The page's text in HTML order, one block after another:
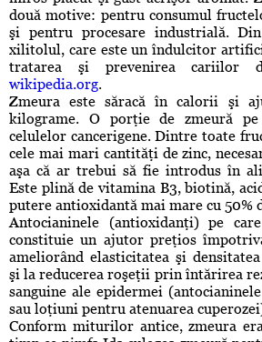
două motive: pentru consumul
şi pentru procesare industrială.
xilitolul, care este un îndulcitor
tratarea şi prevenirea cariilor
wikipedia.org.
Zmeura este săracă în calorii şi
kilograme. O porţie de zmeură
celulelor cancerigene. Dintre toate
cele mai mari cantităţi de zinc,
aşa că ar trebui să fie introdus în
Este plină de vitamina B3, biotină,
putere antioxidantă mai mare cu 50%
Antocianinele (antioxidanţi) pe
constituie un ajutor preţios
ameliorând elasticitatea şi
şi la reducerea roşeţii prin întărirea
sanguine ale epidermei
sau loţiuni pentru atenuarea
Conform miturilor antice, zmeura